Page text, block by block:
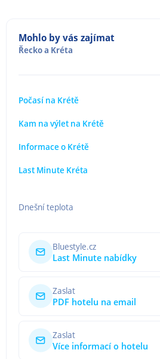
Mohlo by vás zajímat
Řeckoa Kréta
Počasí na Krétě
Kam na výlet na Krétě
Informace o Krétě
Last Minute Kréta
Dnešní teplota
Bluestyle.cz
Last Minute nabídky
Zaslat
PDF hotelu na email
Zaslat
Více informací o hotelu